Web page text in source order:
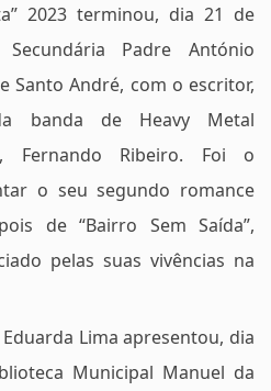
2023 terminou, dia 21 de
Padre António
Santo André, com o escritor,
banda de Heavy Metal
Fernando Ribeiro. Foi o
o seu segundo romance
de “Bairro Sem Saída”,
pelas suas vivências na
Lima apresentou, dia
Municipal Manuel da